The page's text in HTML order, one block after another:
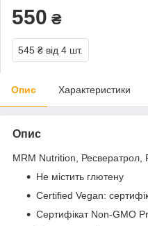
550 ₴
545 ₴ від 4 шт.
Опис Характеристики
Опис
MRM Nutrition, Ресвератрол,
Не містить глютену
Certified Vegan:
Сертифікат Non-GMO